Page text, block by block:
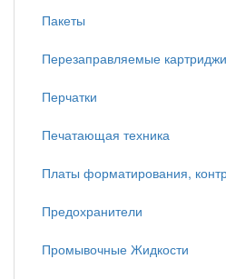
Пакеты
Перезаправляемые
Перчатки
Печатающая техника
Платы форматирования,
Предохранители
Промывочные Жидкости